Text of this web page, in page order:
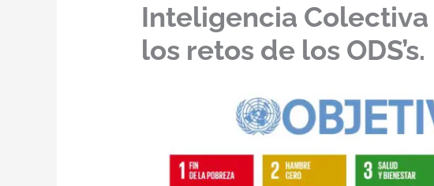
Inteligencia Colectiva
los retos de los ODS’s.